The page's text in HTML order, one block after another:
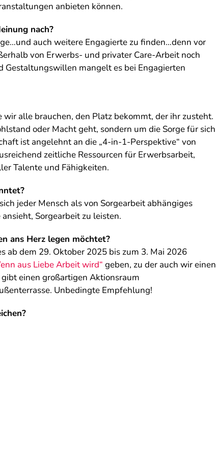
anbieten können.
nach?
auch weitere Engagierte zu finden…denn vor
von Erwerbs- und privater Care-Arbeit noch
Gestaltungswillen mangelt es bei Engagierten
alle brauchen, den Platz bekommt, der ihr zusteht.
oder Macht geht, sondern um die Sorge für sich
ist angelehnt an die „4-in-1-Perspektive“ von
zeitliche Ressourcen für Erwerbsarbeit,
Talente und Fähigkeiten.
jeder Mensch als von Sorgearbeit abhängiges
Sorgearbeit zu leisten.
ans Herz legen möchtet?
ab dem 29. Oktober 2025 bis zum 3. Mai 2026
aus Liebe Arbeit wird“ geben, zu der auch wir einen
einen großartigen Aktionsraum
Unbedingte Empfehlung!